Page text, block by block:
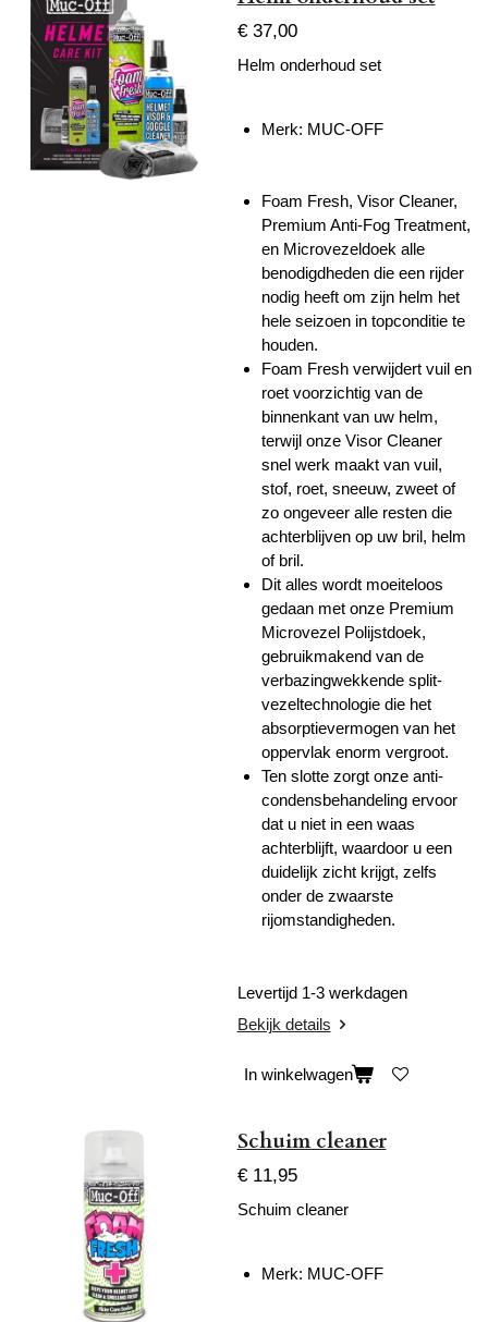
€ 37,00
Helm onderhoud set
Merk: MUC-OFF
Foam Fresh, Visor Cleaner,
Premium Anti-Fog Treatment,
en Microvezeldoek alle
benodigdheden die een rijder
nodig heeft om zijn helm het
hele seizoen in topconditie te
houden.
Foam Fresh verwijdert vuil en
roet voorzichtig van de
binnenkant van uw helm,
terwijl onze Visor Cleaner
snel werk maakt van vuil,
stof, roet, sneeuw, zweet of
zo ongeveer alle resten die
achterblijven op uw bril, helm
of bril.
Dit alles wordt moeiteloos
gedaan met onze Premium
Microvezel Polijstdoek,
gebruikmakend van de
verbazingwekkende split-
vezeltechnologie die het
absorptievermogen van het
oppervlak enorm vergroot.
Ten slotte zorgt onze anti-
condensbehandeling ervoor
dat u niet in een waas
achterblijft, waardoor u een
duidelijk zicht krijgt, zelfs
onder de zwaarste
rijomstandigheden.
Levertijd 1-3 werkdagen
Bekijk details
In winkelwagen
Schuim cleaner
€ 11,95
Schuim cleaner
Merk: MUC-OFF